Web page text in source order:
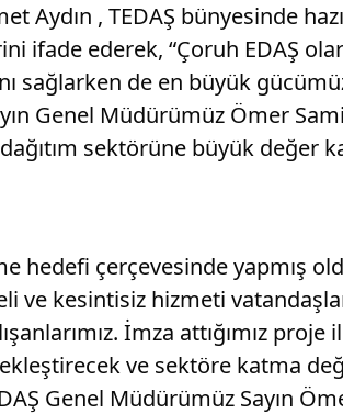
Aydın , TEDAŞ bünyesinde
ifade ederek, “Çoruh EDAŞ
de en büyük
Genel Müdürümüz Ömer
sektörüne büyük değer
hedefi çerçevesinde yapmış
kesintisiz hizmeti
İmza attığımız proje
ve sektöre katma
Genel Müdürümüz Sayın